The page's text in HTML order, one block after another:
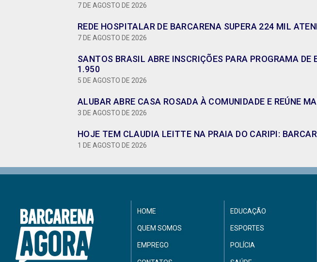
7 DE AGOSTO DE 2026
REDE HOSPITALAR DE BARCARENA SUPERA 224 MIL
7 DE AGOSTO DE 2026
SANTOS BRASIL ABRE INSCRIÇÕES PARA PROGRAMA
1.950
5 DE AGOSTO DE 2026
ALUBAR ABRE CASA ROSADA À COMUNIDADE E REÚNE
3 DE AGOSTO DE 2026
HOJE TEM CLAUDIA LEITTE NA PRAIA DO CARIPI:
1 DE AGOSTO DE 2026
HOME
QUEM SOMOS
EMPREGO
EDUCAÇÃO
ESPORTES
POLÍCIA